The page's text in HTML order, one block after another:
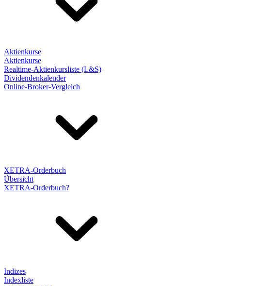
Aktienkurse
Aktienkurse
Realtime-Aktienkursliste (L&S)
Dividendenkalender
Online-Broker-Vergleich
XETRA-Orderbuch
Übersicht
XETRA-Orderbuch?
Indizes
Indexliste